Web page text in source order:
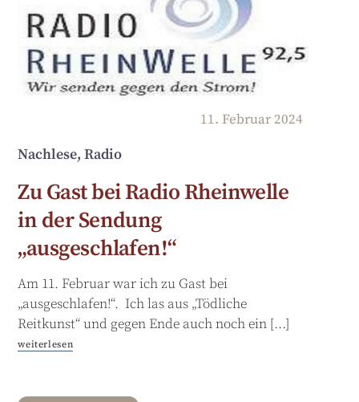
11. Februar 2024
Nachlese, Radio
Zu Gast bei Radio Rheinwelle
in der Sendung
„ausgeschlafen!“
Am 11. Februar war ich zu Gast bei
„ausgeschlafen!“. Ich las aus „Tödliche
Reitkunst“ und gegen Ende auch noch ein […]
weiterlesen